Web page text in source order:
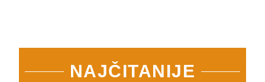
NAJČITANIJE